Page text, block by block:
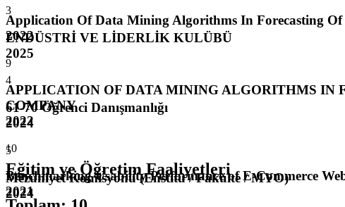
Application Of Data Mining Algorithms In Forecasting
2022
9
APPLICATION OF DATA MINING ALGORITHMS IN
COMPANY
2022
10
Benchmarking Usability Performance of E-Commerce
2021
3
ENDÜSTRİ VE LİDERLİK KULÜBÜ
2025
4
61-70 Öğrenci Danışmanlığı
2024
5
Mezuniyet Komisyonu (Enstitü / Fakülte / MYO)
2024
Eğitim ve Öğretim Faaliyetleri